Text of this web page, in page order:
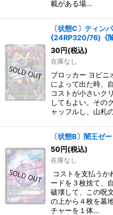
載がある場…
〔状態C〕ティン
{24RP320/76}《闇
30円(税込)
在庫なし
ブロッカー ヨビニ
によって出た時、
コストが小さいク
してもよい。その
ャッフルし、山札
〔状態B〕闇王ゼ
50円(税込)
在庫なし
コストを支払うか
ードを３枚捨て、
破壊して、この呪
の上から４枚を墓
チャーを１体…